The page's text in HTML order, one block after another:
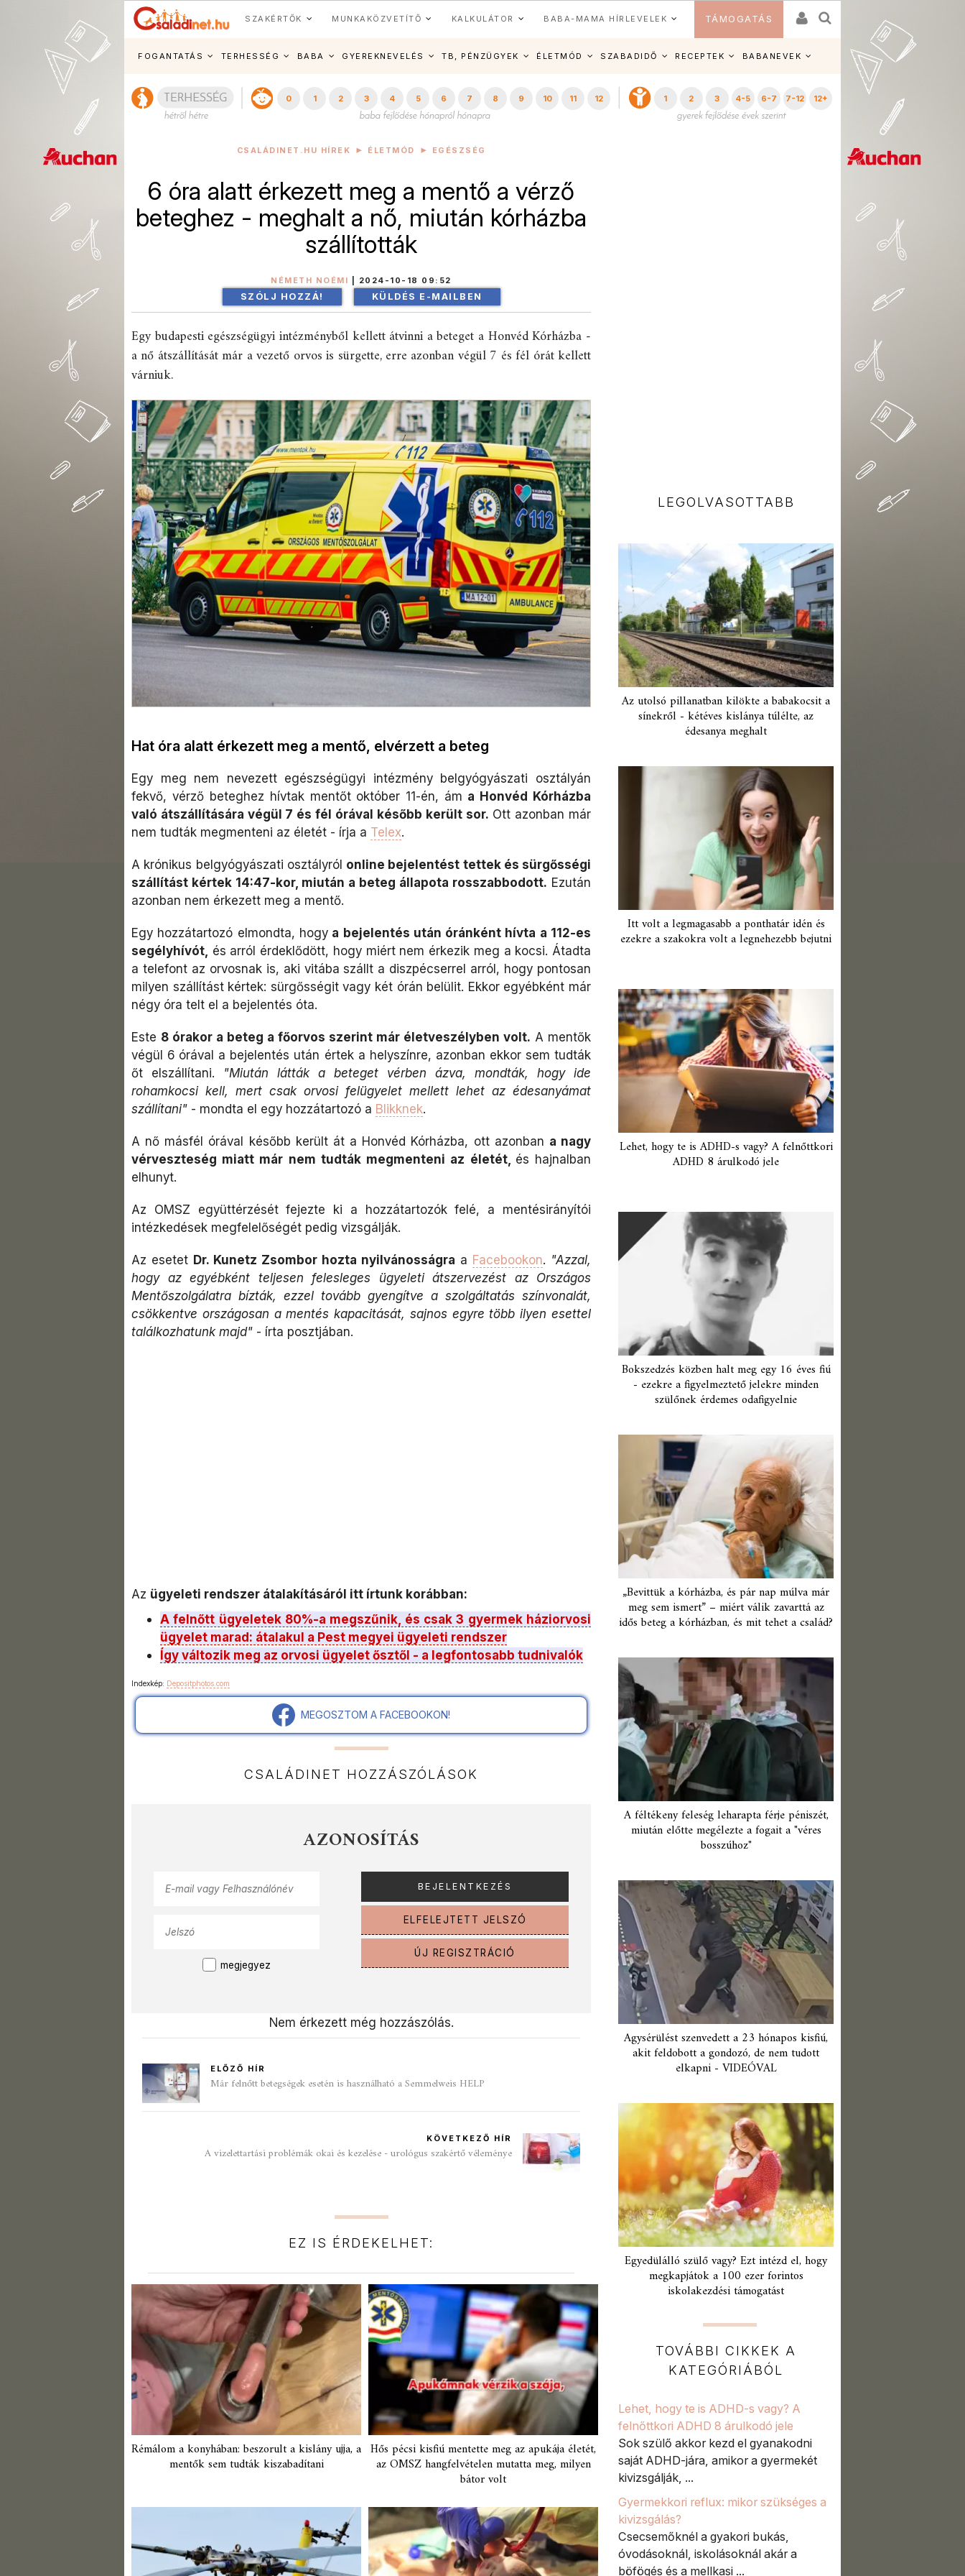
SZAKÉRTŐK MUNKAKÖZVETÍTŐ KALKULÁTOR BABA-MAMA HÍRLEVELEK TÁMOGATÁS
FOGANTATÁS TERHESSÉG BABA GYEREKNEVELÉS TB, PÉNZÜGYEK ÉLETMÓD SZABADIDŐ RECEPTEK BABANEVEK
0 1 2 3 4 5 6 7 8 9 10 11 12 1 2 3 4-5 6-7 7-12 12+
CSALÁDINET.HU HÍREK ÉLETMÓD EGÉSZSÉG
6 óra alatt érkezett meg a mentő a vérző
beteghez - meghalt a nő, miután kórházba
szállították
NÉMETH NOÉMI 2024-10-18 09:52
SZÓLJ HOZZÁ! KÜLDÉS E-MAILBEN
Egy budapesti egészségügyi intézményből kellett átvinni a beteget a Honvéd Kórházba -
a nő átszállítását már a vezető orvos is sürgette, erre azonban végül 7 és fél órát kellett
várniuk.
Hat óra alatt érkezett meg a mentő, elvérzett a beteg
Egy meg nem nevezett egészségügyi intézmény belgyógyászati osztályán
fekvő, vérző beteghez hívtak mentőt október 11-én, ám a Honvéd Kórházba
való átszállítására végül 7 és fél órával később került sor. Ott azonban már
nem tudták megmenteni az életét - írja a Telex.
A krónikus belgyógyászati osztályról online bejelentést tettek és sürgősségi
szállítást kértek 14:47-kor, miután a beteg állapota rosszabbodott. Ezután
azonban nem érkezett meg a mentő.
Egy hozzátartozó elmondta, hogya bejelentés után óránként hívta a 112-es
segélyhívót, és arról érdeklődött, hogy miért nem érkezik meg a kocsi. Átadta
a telefont az orvosnak is, aki vitába szállt a diszpécserrel arról, hogy pontosan
milyen szállítást kértek: sürgősségit vagy két órán belülit. Ekkor egyébként már
négy óra telt el a bejelentés óta.
Este 8 órakor a beteg a főorvos szerint már életveszélyben volt. A mentők
végül 6 órával a bejelentés után értek a helyszínre, azonban ekkor sem tudták
őt elszállítani. "Miután látták a beteget vérben ázva, mondták, hogy ide
rohamkocsi kell, mert csak orvosi felügyelet mellett lehet az édesanyámat
szállítani" - mondta el egy hozzátartozó a Blikknek.
A nő másfél órával később került át a Honvéd Kórházba, ott azonban a nagy
vérveszteség miatt már nem tudták megmenteni az életét, és hajnalban
elhunyt.
Az OMSZ együttérzését fejezte ki a hozzátartozók felé, a mentésirányítói
intézkedések megfelelőségét pedig vizsgálják.
Az esetet Dr. Kunetz Zsombor hozta nyilvánosságra a Facebookon. "Azzal,
hogy az egyébként teljesen felesleges ügyeleti átszervezést az Országos
Mentőszolgálatra bízták, ezzel tovább gyengítve a szolgáltatás színvonalát,
csökkentve országosan a mentés kapacitását, sajnos egyre több ilyen esettel
találkozhatunk majd" - írta posztjában.
Az ügyeleti rendszer átalakításáról itt írtunk korábban:
A felnőtt ügyeletek 80%-a megszűnik, és csak 3 gyermek háziorvosi
ügyelet marad: átalakul a Pest megyei ügyeleti rendszer
Így változik meg az orvosi ügyelet ősztől - a legfontosabb tudnivalók
Indexkép: Depositphotos.com
MEGOSZTOM A FACEBOOKON!
CSALÁDINET HOZZÁSZÓLÁSOK
AZONOSÍTÁS
megjegyez
ELFELEJTETT JELSZÓ
ÚJ REGISZTRÁCIÓ
Nem érkezett még hozzászólás.
ELŐZŐ HÍR
Már felnőtt betegségek esetén is használható a Semmelweis HELP
KÖVETKEZŐ HÍR
A vizelettartási problémák okai és kezelése - urológus szakértő véleménye
EZ IS ÉRDEKELHET:
Rémálom a konyhában: beszorult a kislány ujja, a
mentők sem tudták kiszabadítani
Hős pécsi kisfiú mentette meg az apukája életét,
az OMSZ hangfelvételen mutatta meg, milyen
bátor volt
LEGOLVASOTTABB
Az utolsó pillanatban kilökte a babakocsit a
sínekről - kétéves kislánya túlélte, az
édesanya meghalt
Itt volt a legmagasabb a ponthatár idén és
ezekre a szakokra volt a legnehezebb bejutni
Lehet, hogy te is ADHD-s vagy? A felnőttkori
ADHD 8 árulkodó jele
Bokszedzés közben halt meg egy 16 éves fiú
- ezekre a figyelmeztető jelekre minden
szülőnek érdemes odafigyelnie
„Bevittük a kórházba, és pár nap múlva már
meg sem ismert” – miért válik zavarttá az
idős beteg a kórházban, és mit tehet a család?
A féltékeny feleség leharapta férje péniszét,
miután előtte megélezte a fogait a "véres
bosszúhoz"
Agysérülést szenvedett a 23 hónapos kisfiú,
akit feldobott a gondozó, de nem tudott
elkapni - VIDEÓVAL
Egyedülálló szülő vagy? Ezt intézd el, hogy
megkapjátok a 100 ezer forintos
iskolakezdési támogatást
TOVÁBBI CIKKEK A
KATEGÓRIÁBÓL
Lehet, hogy te is ADHD-s vagy? A
felnőttkori ADHD 8 árulkodó jele
Sok szülő akkor kezd el gyanakodni
saját ADHD-jára, amikor a gyermekét
kivizsgálják, ...
Gyermekkori reflux: mikor szükséges a
kivizsgálás?
Csecsemőknél a gyakori bukás,
óvodásoknál, iskolásoknál akár a
böfögés és a mellkasi ...